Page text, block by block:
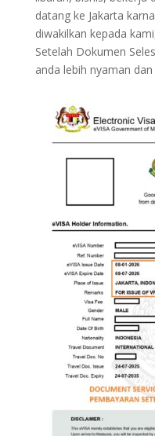
datang ke Jakarta
diwakilkan kepada
Setelah Dokumen
anda lebih nyaman